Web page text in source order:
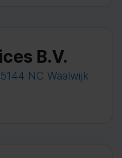
B.V.
NC Waalwijk